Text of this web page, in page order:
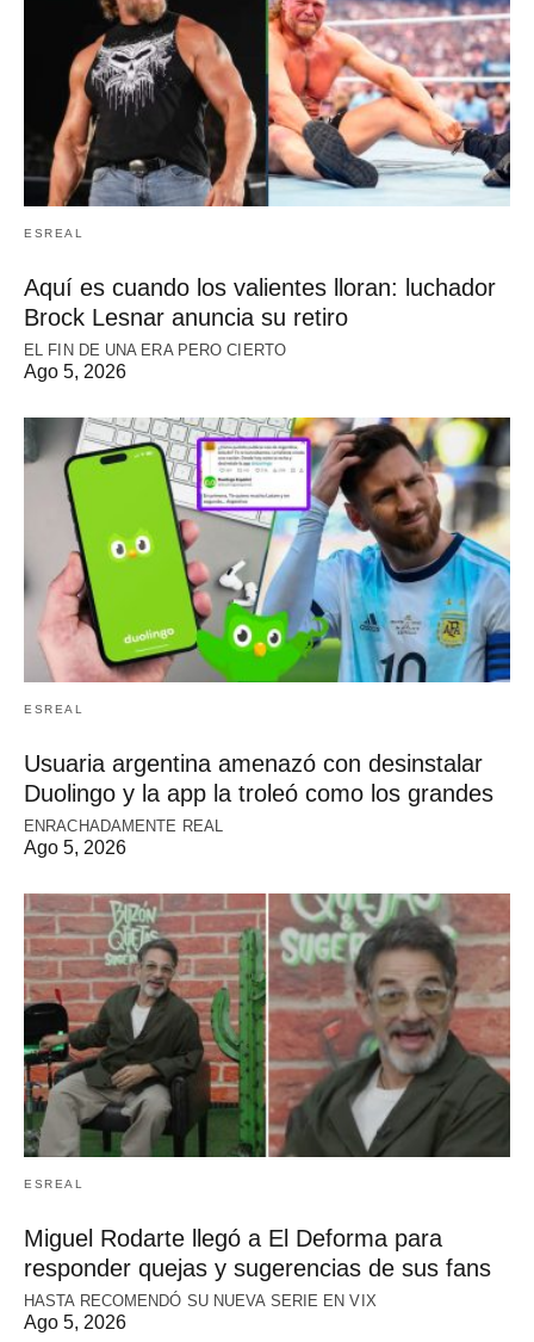
ESREAL
Aquí es cuando los valientes lloran: luchador
Brock Lesnar anuncia su retiro
EL FIN DE UNA ERA PERO CIERTO
Ago 5, 2026
ESREAL
Usuaria argentina amenazó con desinstalar
Duolingo y la app la troleó como los grandes
ENRACHADAMENTE REAL
Ago 5, 2026
ESREAL
Miguel Rodarte llegó a El Deforma para
responder quejas y sugerencias de sus fans
HASTA RECOMENDÓ SU NUEVA SERIE EN VIX
Ago 5, 2026